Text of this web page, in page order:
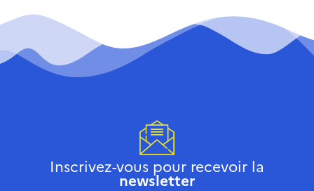
Inscrivez-vous pour recevoir la
newsletter